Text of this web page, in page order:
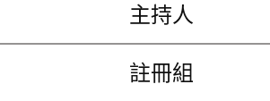
主持人
註冊組